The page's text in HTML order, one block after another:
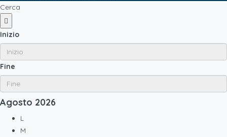
Cerca
Inizio
Fine
Agosto 2026
L
M